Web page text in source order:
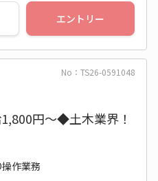
エントリー
No：TS26-0591048
円～◆土木業界！
作業務